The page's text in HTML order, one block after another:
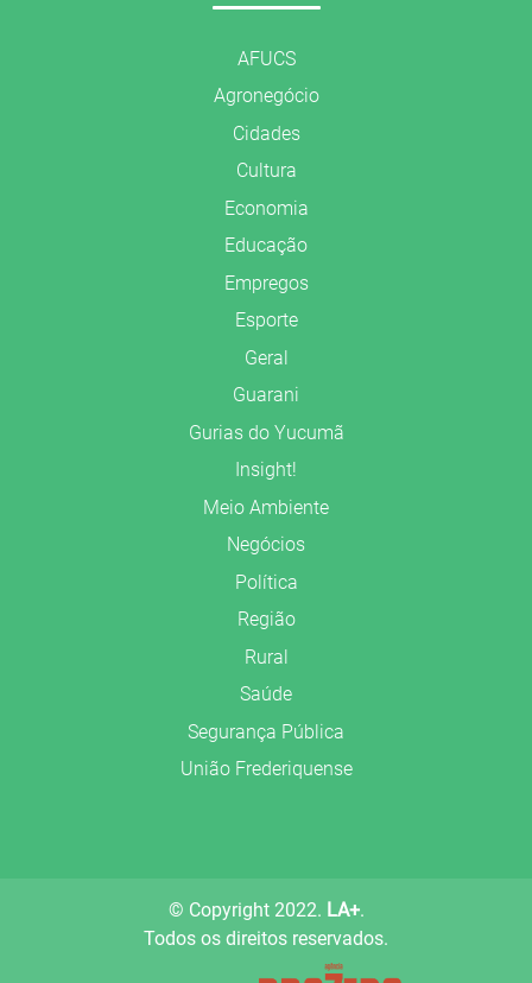
AFUCS
Agronegócio
Cidades
Cultura
Economia
Educação
Empregos
Esporte
Geral
Guarani
Gurias do Yucumã
Insight!
Meio Ambiente
Negócios
Política
Região
Rural
Saúde
Segurança Pública
União Frederiquense
© Copyright 2022. LA+.
Todos os direitos reservados.